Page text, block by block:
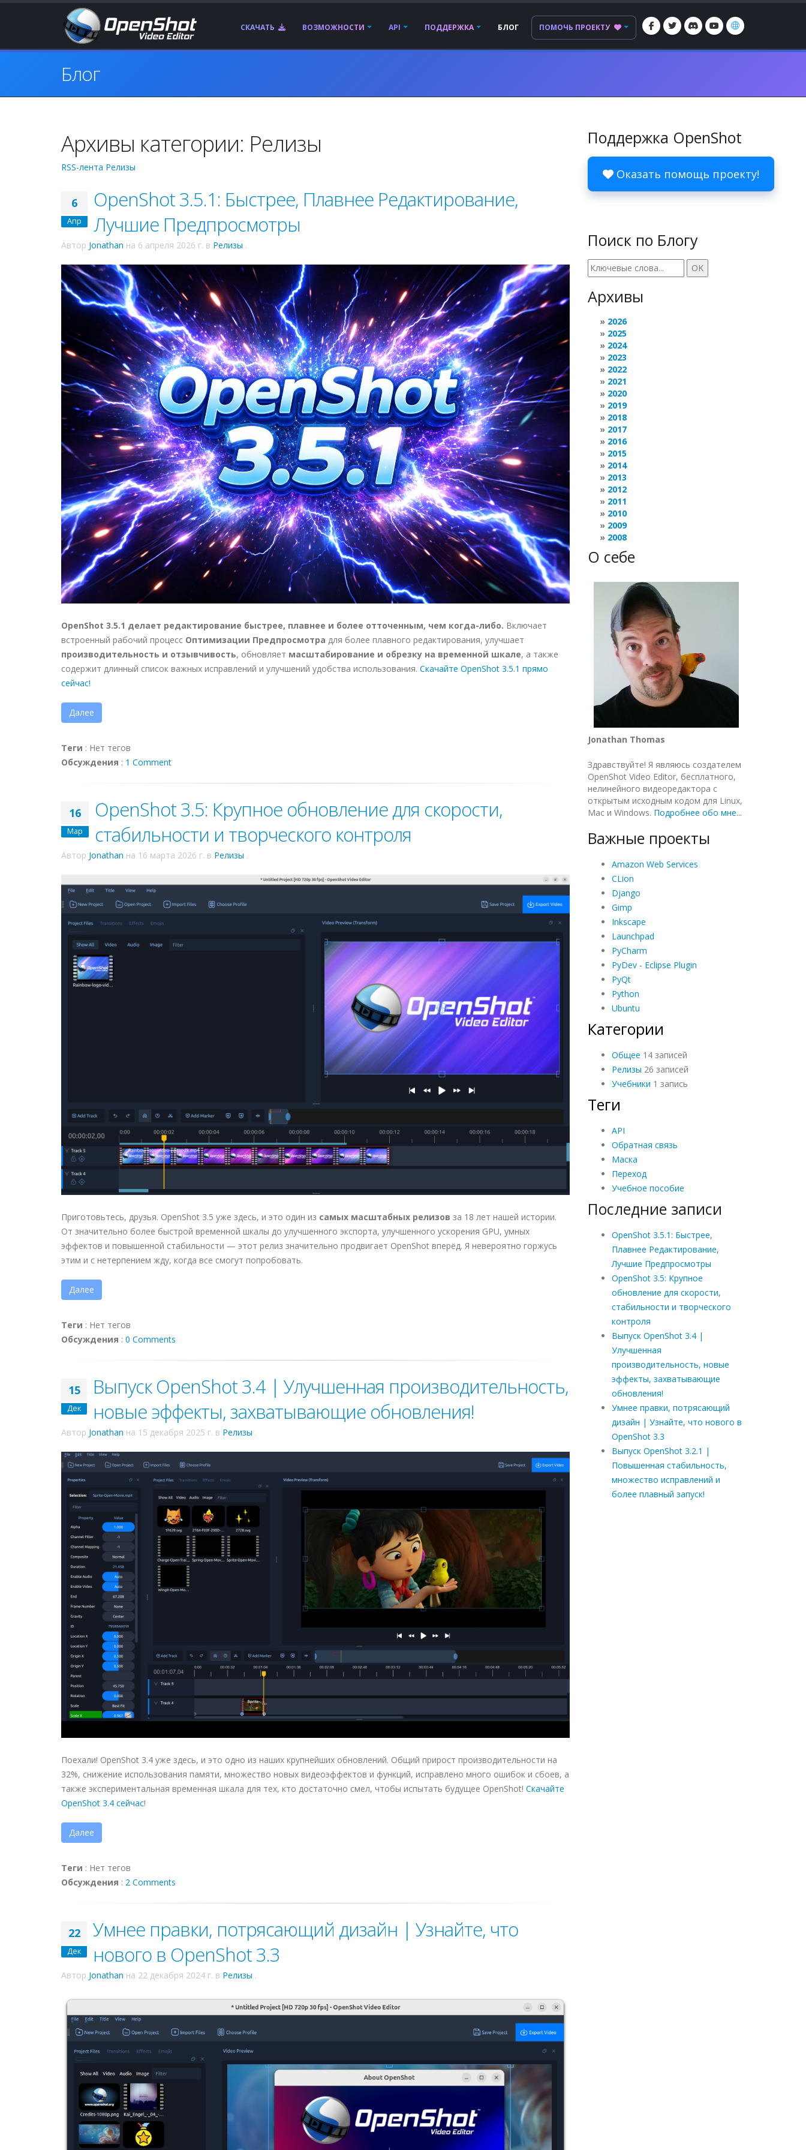
СКАЧАТЬ ВОЗМОЖНОСТИ API ПОДДЕРЖКА БЛОГ ПОМОЧЬ ПРОЕКТУ
Блог
Архивы категории: Релизы
RSS-лента Релизы
6
Апр
OpenShot 3.5.1: Быстрее, Плавнее Редактирование,
Лучшие Предпросмотры
Автор Jonathan на 6 апреля 2026 г. в Релизы .
OpenShot 3.5.1 делает редактирование быстрее, плавнее и более отточенным, чем когда-либо. Включает
встроенный рабочий процесс Оптимизации Предпросмотра для более плавного редактирования, улучшает
производительность и отзывчивость, обновляет масштабирование и обрезку на временной шкале, а также
содержит длинный список важных исправлений и улучшений удобства использования. Скачайте OpenShot 3.5.1 прямо
сейчас!
Далее
Теги : Нет тегов
Обсуждения : 1 Comment
16
Мар
OpenShot 3.5: Крупное обновление для скорости,
стабильности и творческого контроля
Автор Jonathan на 16 марта 2026 г. в Релизы .
Приготовьтесь, друзья. OpenShot 3.5 уже здесь, и это один из самых масштабных релизов за 18 лет нашей истории.
От значительно более быстрой временной шкалы до улучшенного экспорта, улучшенного ускорения GPU, умных
эффектов и повышенной стабильности — этот релиз значительно продвигает OpenShot вперёд. Я невероятно горжусь
этим и с нетерпением жду, когда все смогут попробовать.
Далее
Теги : Нет тегов
Обсуждения : 0 Comments
15
Дек
Выпуск OpenShot 3.4 | Улучшенная производительность,
новые эффекты, захватывающие обновления!
Автор Jonathan на 15 декабря 2025 г. в Релизы .
Поехали! OpenShot 3.4 уже здесь, и это одно из наших крупнейших обновлений. Общий прирост производительности на
32%, снижение использования памяти, множество новых видеоэффектов и функций, исправлено много ошибок и сбоев, а
также экспериментальная временная шкала для тех, кто достаточно смел, чтобы испытать будущее OpenShot! Скачайте
OpenShot 3.4 сейчас!
Далее
Теги : Нет тегов
Обсуждения : 2 Comments
22
Дек
Умнее правки, потрясающий дизайн | Узнайте, что
нового в OpenShot 3.3
Автор Jonathan на 22 декабря 2024 г. в Релизы .
Поддержка OpenShot
Оказать помощь проекту!
Поиск по Блогу
Архивы
2026
2025
2024
2023
2022
2021
2020
2019
2018
2017
2016
2015
2014
2013
2012
2011
2010
2009
2008
О себе
Jonathan Thomas
Здравствуйте! Я являюсь создателем
OpenShot Video Editor, бесплатного,
нелинейного видеоредактора с
открытым исходным кодом для Linux,
Mac и Windows. Подробнее обо мне...
Важные проекты
Amazon Web Services
CLion
Django
Gimp
Inkscape
Launchpad
PyCharm
PyDev - Eclipse Plugin
PyQt
Python
Ubuntu
Категории
Общее 14 записей
Релизы 26 записей
Учебники 1 запись
Теги
API
Обратная связь
Маска
Переход
Учебное пособие
Последние записи
OpenShot 3.5.1: Быстрее,
Плавнее Редактирование,
Лучшие Предпросмотры
OpenShot 3.5: Крупное
обновление для скорости,
стабильности и творческого
контроля
Выпуск OpenShot 3.4 |
Улучшенная
производительность, новые
эффекты, захватывающие
обновления!
Умнее правки, потрясающий
дизайн | Узнайте, что нового в
OpenShot 3.3
Выпуск OpenShot 3.2.1 |
Повышенная стабильность,
множество исправлений и
более плавный запуск!